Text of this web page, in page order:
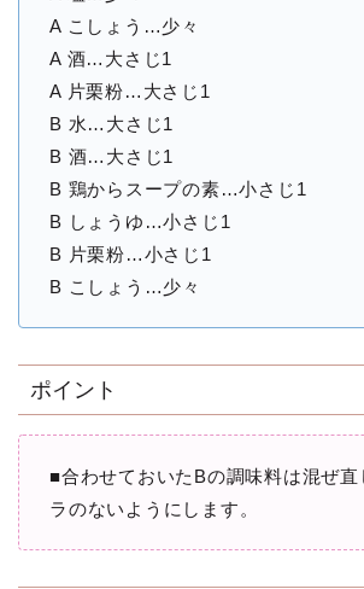
A こしょう…少々
A 酒…大さじ1
A 片栗粉…大さじ1
B 水…大さじ1
B 酒…大さじ1
B 鶏からスープの素…小さじ1
B しょうゆ…小さじ1
B 片栗粉…小さじ1
B こしょう…少々
ポイント
■合わせておいたBの調味料は混ぜ直
ラのないようにします。